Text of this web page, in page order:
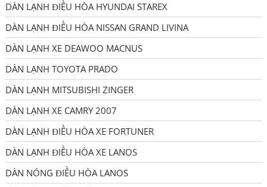
DÀN LẠNH ĐIỀU HÒA HYUNDAI STAREX
DÀN LẠNH ĐIỀU HÒA NISSAN GRAND LIVINA
DÀN LẠNH XE DEAWOO MACNUS
DÀN LẠNH TOYOTA PRADO
DÀN LẠNH MITSUBISHI ZINGER
DÀN LẠNH XE CAMRY 2007
DÀN LẠNH ĐIỀU HÒA XE FORTUNER
DÀN LẠNH ĐIỀU HÒA XE LANOS
DÀN NÓNG ĐIỀU HÒA LANOS